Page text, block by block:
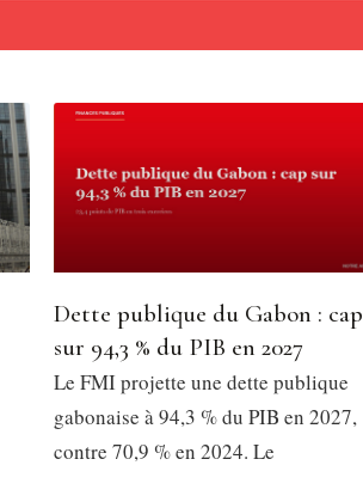
Dette publique du Gabon : cap
sur 94,3 % du PIB en 2027
Le FMI projette une dette publique
gabonaise à 94,3 % du PIB en 2027,
contre 70,9 % en 2024. Le